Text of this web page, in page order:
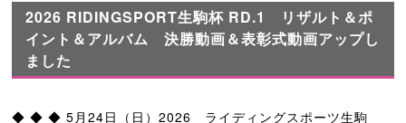
2026 RIDINGSPORT生駒杯 RD.1 リザルト＆ポ
イント＆アルバム 決勝動画＆表彰式動画アップし
ました
◆ ◆ ◆ 5 月24日（日）2026 ライディングスポーツ生駒